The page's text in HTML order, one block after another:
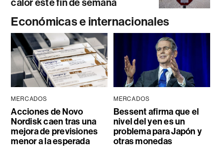
Económicas e internacionales
MERCADOS
Acciones de Novo
Nordisk caen tras una
mejora de previsiones
menor a la esperada
MERCADOS
Bessent afirma que el
nivel del yen es un
problema para Japón y
otras monedas